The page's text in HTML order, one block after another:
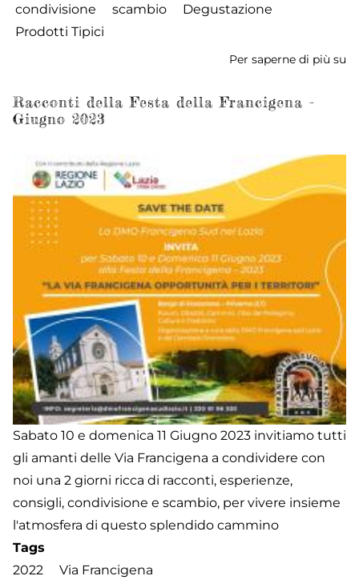
condivisione
scambio
Degustazione
Prodotti Tipici
Per saperne di più su
Racconti della Festa della Francigena -
Giugno 2023
Sabato 10 e domenica 11 Giugno 2023 invitiamo tutti
gli amanti delle Via Francigena a condividere con
noi una 2 giorni ricca di racconti, esperienze,
consigli, condivisione e scambio, per vivere insieme
l'atmosfera di questo splendido cammino
Tags
2022
Via Francigena